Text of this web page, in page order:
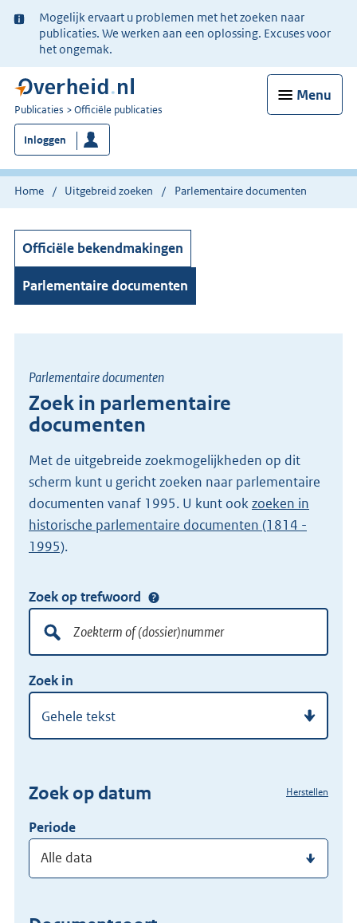
Ter
informatie:
Mogelijk ervaart u problemen met het zoeken naar
publicaties. We werken aan een oplossing. Excuses voor
het ongemak.
Menu
U
bent
nu
hier:
Publicaties Officiële publicaties
Inloggen
Home Uitgebreid zoeken Parlementaire documenten
Officiële bekendmakingen
Parlementaire documenten
Zoek in parlementaire
documenten
Parlementaire documenten
Met de uitgebreide zoekmogelijkheden op dit
scherm kunt u gericht zoeken naar parlementaire
documenten vanaf 1995. U kunt ookzoeken in
historische parlementaire documenten (1814 -
1995).
Doorzoek
alle
lokale
wet-
en
regelgeving
Zoek op trefwoord
of
(dossier)nummer
hier
uw
in
Zoek in
Zoek op datum
Periode
Herstellen